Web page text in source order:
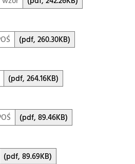
(pdf, 260.30KB)
(pdf, 264.16KB)
(pdf, 89.46KB)
(pdf, 89.69KB)